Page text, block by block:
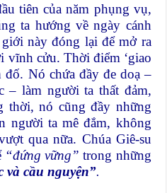
tiên của năm phụng vụ,
ta hướng về ngày cánh
này đóng lại để mở ra
vĩnh cửu. Thời điểm ‘giao
đố. Nó chứa đầy đe doạ –
– làm người ta thất đảm,
nó cũng đầy những
người ta mê đắm, không
qua nữa. Chúa Giê-su
“đứng vững” trong những
và cầu nguyện”.